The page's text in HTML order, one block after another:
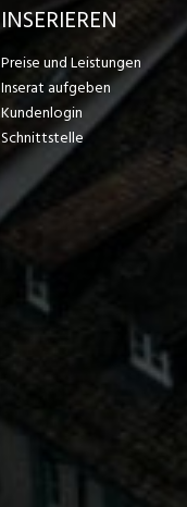
INSERIEREN
Preise und Leistungen
Inserat aufgeben
Kundenlogin
Schnittstelle